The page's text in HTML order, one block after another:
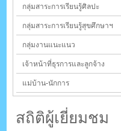
กลุ่มสาระการเรียนรู้ศิลปะ
กลุ่มสาระการเรียนรู้สุขศึกษาฯ
กลุ่มงานแนะแนว
เจ้าหน้าที่ธุรการและลูกจ้าง
แม่บ้าน-นักการ
สถิติผู้เยี่ยมชม